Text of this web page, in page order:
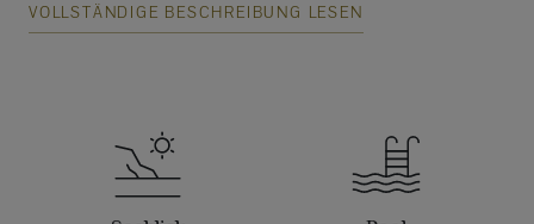
VOLLSTÄNDIGE BESCHREIBUNG LESEN